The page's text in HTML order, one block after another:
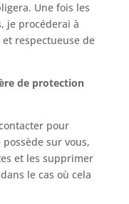
Une fois les
je procéderai à
respectueuse de
de protection
pour
sur vous,
et les supprimer
le cas où cela